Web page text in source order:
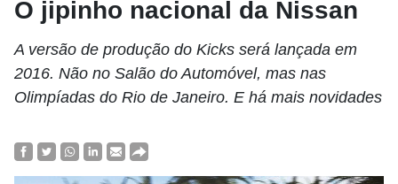
O jipinho nacional da Nissan
A versão de produção do Kicks será lançada em
2016. Não no Salão do Automóvel, mas nas
Olimpíadas do Rio de Janeiro. E há mais novidades